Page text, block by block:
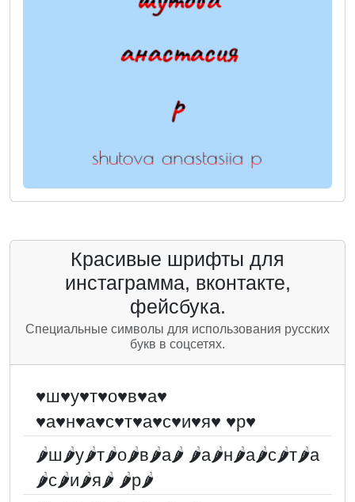
Красивые шрифты для
инстаграмма, вконтакте,
фейсбука.
Специальные символы для использования русских
букв в соцсетях.
♥ш♥у♥т♥о♥в♥а♥
♥а♥н♥а♥с♥т♥а♥с♥и♥я♥ ♥p♥
🌶ш🌶у🌶т🌶о🌶в🌶а🌶 🌶а🌶н🌶а🌶с🌶т🌶а
🌶с🌶и🌶я🌶 🌶p🌶